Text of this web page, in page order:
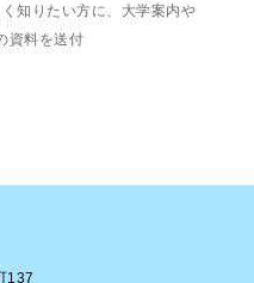
知りたい方に、大学案内や
資料を送付
137